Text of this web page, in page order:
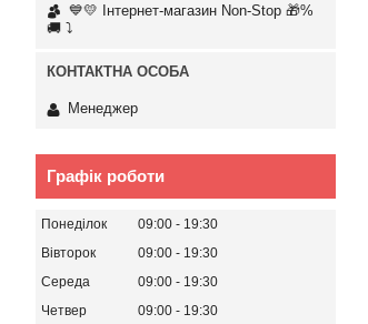
💙💛 Інтернет-магазин Non-Stop 🎁%
🚚 ⤵
Менеджер
Графік роботи
Понеділок 09:00
19:30
Вівторок
09:00
19:30
Середа
09:00
19:30
Четвер
09:00
19:30